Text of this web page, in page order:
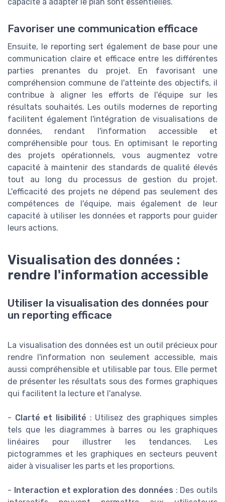
Favoriser une communication efficace
Ensuite, le reporting sert également de base pour une
communication claire et efficace entre les différentes
parties prenantes du projet. En favorisant une
compréhension commune de l'atteinte des objectifs, il
contribue à aligner les efforts de l'équipe sur les
résultats souhaités. Les outils modernes de reporting
facilitent également l'intégration de visualisations de
données, rendant l'information accessible et
compréhensible pour tous. En optimisant le reporting
des projets opérationnels, vous augmentez votre
capacité à maintenir des standards de qualité élevés
tout au long du processus de gestion du projet.
L'efficacité des projets ne dépend pas seulement des
compétences de l'équipe, mais également de leur
capacité à utiliser les données et rapports pour guider
leurs actions.
Visualisation des données :
rendre l'information accessible
Utiliser la visualisation des données pour
un reporting efficace
La visualisation des données est un outil précieux pour
rendre l'information non seulement accessible, mais
aussi compréhensible et utilisable par tous. Elle permet
de présenter les résultats sous des formes graphiques
qui facilitent la lecture et l'analyse.
- Clarté et lisibilité : Utilisez des graphiques simples
tels que les diagrammes à barres ou les graphiques
linéaires pour illustrer les tendances. Les
pictogrammes et les graphiques en secteurs peuvent
aider à visualiser les parts et les proportions.
- Interaction et exploration des données : Des outils